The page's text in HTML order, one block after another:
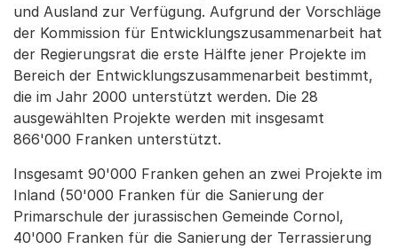
und Ausland zur Verfügung. Aufgrund der Vorschläge
der Kommission für Entwicklungszusammenarbeit hat
der Regierungsrat die erste Hälfte jener Projekte im
Bereich der Entwicklungszusammenarbeit bestimmt,
die im Jahr 2000 unterstützt werden. Die 28
ausgewählten Projekte werden mit insgesamt
866'000 Franken unterstützt.
Insgesamt 90'000 Franken gehen an zwei Projekte im
Inland (50'000 Franken für die Sanierung der
Primarschule der jurassischen Gemeinde Cornol,
40'000 Franken für die Sanierung der Terrassierung